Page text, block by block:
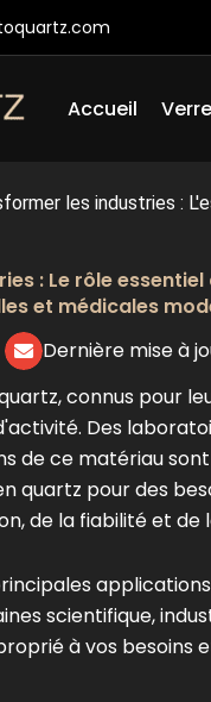
Accueil
les industries :
: Le rôle
et médicales
Dernière mise à
connus pour
Des
de ce matériau
quartz pour des
de la fiabilité et de
scientifique,
à vos besoins